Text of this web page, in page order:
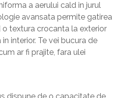
a aerului cald in jurul
avansata permite gatirea
textura crocanta la exterior
interior. Te vei bucura de
ar fi prajite, fara ulei